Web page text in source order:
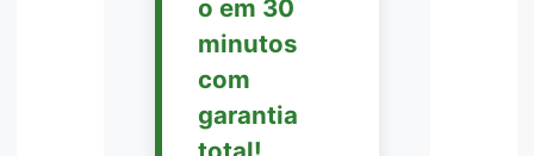
o em 30
minutos
com
garantia